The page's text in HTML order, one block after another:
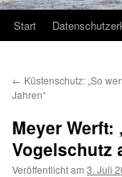
Start
← Küstenschutz: „So
Jahren“
Meyer
Vogelschutz
Veröffentlicht am 3. Juli